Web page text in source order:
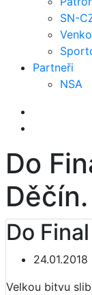
SN-
Partneři
NSA
Do
Děčín.
Do
24.01.2018
Velkou bitvu